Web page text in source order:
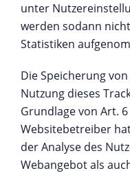
unter
werden sodann
Statistiken
Die Speicherung
Nutzung dieses
Grundlage von Art. 6
Websitebetreiber
der Analyse des
Webangebot als